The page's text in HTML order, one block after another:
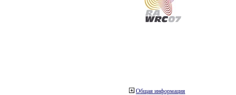
Общая информация